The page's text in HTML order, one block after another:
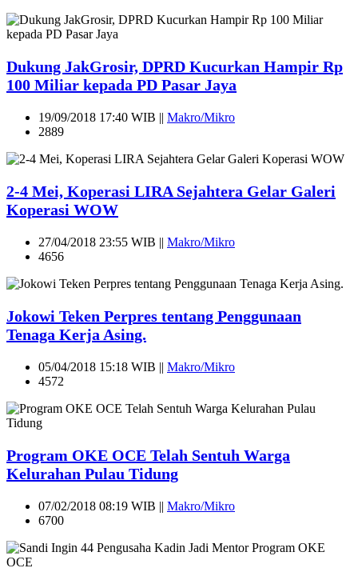
Dukung JakGrosir, DPRD Kucurkan Hampir Rp
100 Miliar kepada PD Pasar Jaya
19/09/2018 17:40 WIB || Makro/Mikro
2889
2-4 Mei, Koperasi LIRA Sejahtera Gelar Galeri
Koperasi WOW
27/04/2018 23:55 WIB || Makro/Mikro
4656
Jokowi Teken Perpres tentang Penggunaan
Tenaga Kerja Asing.
05/04/2018 15:18 WIB || Makro/Mikro
4572
Program OKE OCE Telah Sentuh Warga
Kelurahan Pulau Tidung
07/02/2018 08:19 WIB || Makro/Mikro
6700